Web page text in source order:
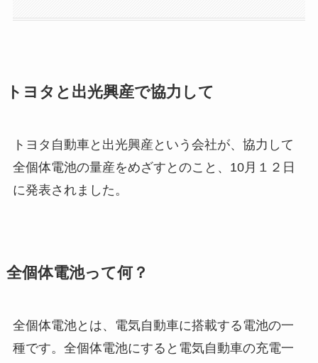
トヨタと出光興産で協力して
トヨタ自動車と出光興産という会社が、協力して
全個体電池の量産をめざすとのこと、10月１２日
に発表されました。
全個体電池って何？
全個体電池とは、電気自動車に搭載する電池の一
種です。全個体電池にすると電気自動車の充電一